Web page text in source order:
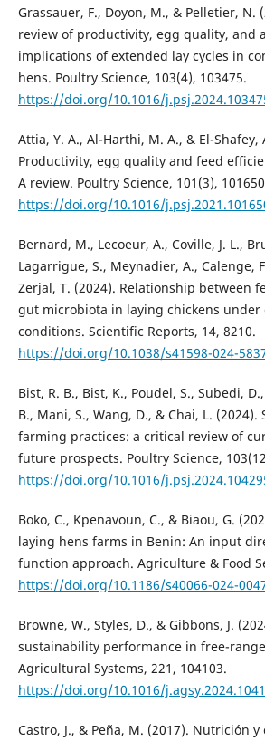
Grassauer, F., Doyon, M., & Pelletier, N.
review of productivity, egg quality, and
implications of extended lay cycles in
hens. Poultry Science, 103(4), 103475.
https://doi.org/10.1016/
Attia, Y. A., Al-Harthi, M. A., & El-Shafey,
Productivity, egg quality and feed
A review. Poultry Science, 101(3),
https://doi.org/10.1016/
Bernard, M., Lecoeur, A., Coville, J. L.,
Lagarrigue, S., Meynadier, A., Calenge,
Zerjal, T. (2024). Relationship between
gut microbiota in laying chickens
conditions. Scientific Reports, 14, 8210.
https://doi.org/10.1038/s41598-024-
Bist, R. B., Bist, K., Poudel, S., Subedi,
B., Mani, S., Wang, D., & Chai, L.
farming practices: a critical review of
future prospects. Poultry Science,
https://doi.org/10.1016/
Boko, C., Kpenavoun, C., & Biaou, G.
laying hens farms in Benin: An input
function approach. Agriculture & Food
https://doi.org/10.1186/s40066-024-
Browne, W., Styles, D., & Gibbons, J.
sustainability performance in free-
Agricultural Systems, 221, 104103.
https://doi.org/10.1016/
Castro, J., & Peña, M. (2017). Nutrición